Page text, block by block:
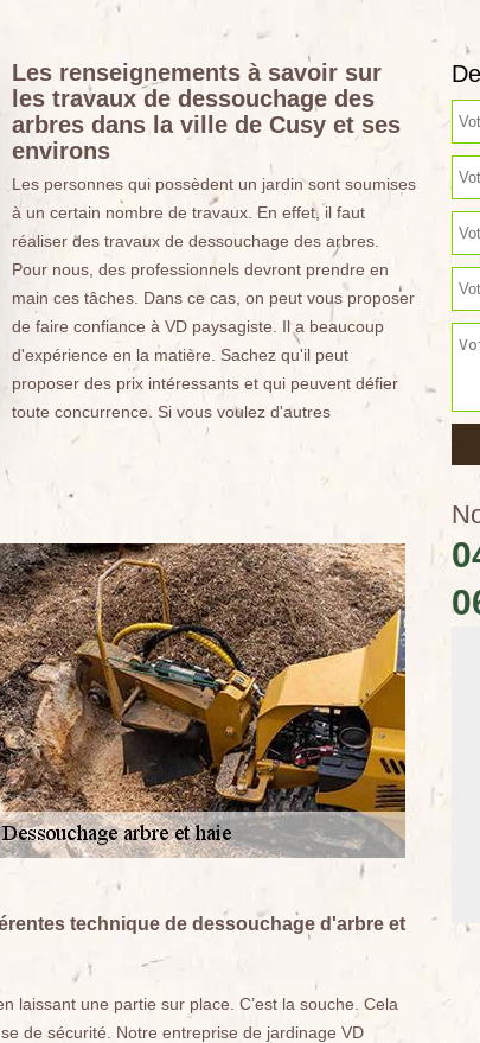
Les renseignements à savoir sur
les travaux de dessouchage des
arbres dans la ville de Cusy et ses
environs
Les personnes qui possèdent un jardin sont soumises
à un certain nombre de travaux. En effet, il faut
réaliser des travaux de dessouchage des arbres.
Pour nous, des professionnels devront prendre en
main ces tâches. Dans ce cas, on peut vous proposer
de faire confiance à VD paysagiste. Il a beaucoup
d'expérience en la matière. Sachez qu'il peut
proposer des prix intéressants et qui peuvent défier
toute concurrence. Si vous voulez d'autres
technique de dessouchage d'arbre et
laissant une partie sur place. C’est la souche. Cela
de sécurité. Notre entreprise de jardinage VD